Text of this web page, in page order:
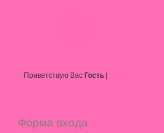
Приветствую Вас Гость|
Форма входа